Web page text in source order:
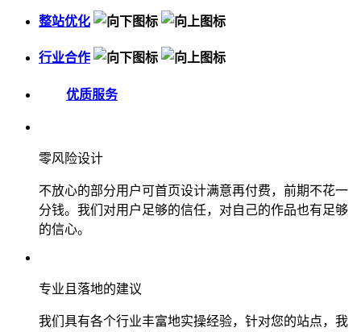
整站优化
行业合作
优质服务
零风险设计
不放心的部分用户可首页设计满意再付费，前期不花一
分钱。我们对用户足够的信任，对自己的作品也有足够
的信心。
专业且落地的建议
我们具有各个行业丰富地实操经验，针对您的站点，我